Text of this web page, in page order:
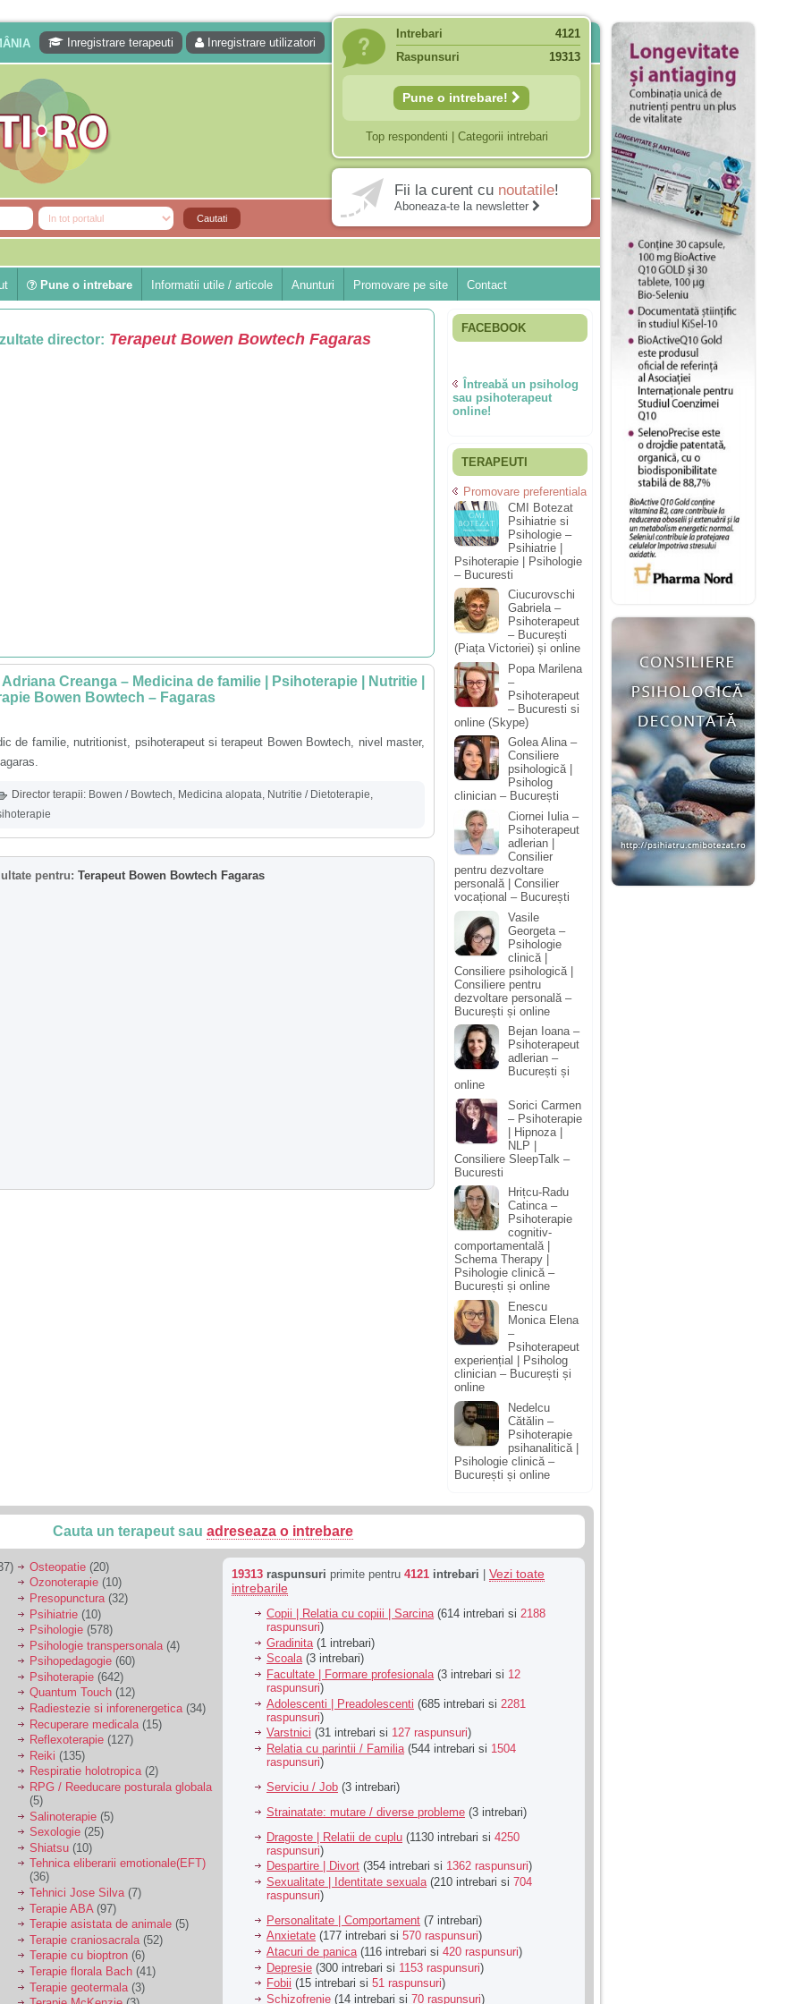
Inregistrare terapeuti Inregistrare utilizatori
Intrebari
4121
Raspunsuri
19313
Pune o intrebare!
Top respondenti Categorii intrebari
Fii la curent cu noutatile!
Aboneaza-te la newsletter
Pune o intrebare Informatii utile / articole Anunturi Promovare pe site Contact
director: Terapeut Bowen Bowtech Fagaras
Adriana Creanga – Medicina de familie | Psihoterapie | Nutritie |
Bowen Bowtech – Fagaras
de familie, nutritionist, psihoterapeut si terapeut Bowen Bowtech, nivel master,
Director terapii: Bowen / Bowtech, Medicina alopata, Nutritie / Dietoterapie,
pentru: Terapeut Bowen Bowtech Fagaras
FACEBOOK
Întreabă un psiholog
sau psihoterapeut
online!
TERAPEUTI
Promovare preferentiala
CMI Botezat
Psihiatrie si
Psihologie –
Psihiatrie |
Psihoterapie | Psihologie
– Bucuresti
Ciucurovschi
Gabriela –
Psihoterapeut
– București
(Piața Victoriei) și online
Popa Marilena
–
Psihoterapeut
– Bucuresti si
online (Skype)
Golea Alina –
Consiliere
psihologică |
Psiholog
clinician – București
Ciornei Iulia –
Psihoterapeut
adlerian |
Consilier
pentru dezvoltare
personală | Consilier
vocațional – București
Vasile
Georgeta –
Psihologie
clinică |
Consiliere psihologică |
Consiliere pentru
dezvoltare personală –
București și online
Bejan Ioana –
Psihoterapeut
adlerian –
București și
online
Sorici Carmen
– Psihoterapie
| Hipnoza |
NLP |
Consiliere SleepTalk –
Bucuresti
Hrițcu-Radu
Catinca –
Psihoterapie
cognitiv-
comportamentală |
Schema Therapy |
Psihologie clinică –
București și online
Enescu
Monica Elena
–
Psihoterapeut
experiențial | Psiholog
clinician – București și
online
Nedelcu
Cătălin –
Psihoterapie
psihanalitică |
Psihologie clinică –
București și online
Cauta un terapeut sau adreseaza o intrebare
Osteopatie (20)
Ozonoterapie (10)
Presopunctura (32)
Psihiatrie (10)
Psihologie (578)
Psihologie transpersonala (4)
Psihopedagogie (60)
Psihoterapie (642)
Quantum Touch (12)
Radiestezie si inforenergetica(34)
Recuperare medicala (15)
Reflexoterapie (127)
Reiki (135)
Respiratie holotropica(2)
RPG / Reeducare posturala globala
(5)
Salinoterapie (5)
Sexologie (25)
Shiatsu (10)
Tehnica eliberarii emotionale(EFT)
(36)
Tehnici Jose Silva(7)
Terapie ABA (97)
Terapie asistata de animale (5)
Terapie craniosacrala (52)
Terapie cu bioptron (6)
Terapie florala Bach (41)
Terapie geotermala (3)
19313 raspunsuri primite pentru 4121 intrebari
Vezi toate
intrebarile
Copii | Relatia cu copiii | Sarcina(614 intrebari si 2188
raspunsuri)
Gradinita (1 intrebari)
Scoala(3 intrebari)
Facultate | Formare profesionala (3 intrebari si 12
raspunsuri)
Adolescenti | Preadolescenti (685 intrebari si 2281
raspunsuri)
Varstnici (31 intrebari si 127 raspunsuri)
Relatia cu parintii / Familia (544 intrebari si 1504
raspunsuri)
Serviciu / Job (3 intrebari)
Strainatate: mutare / diverse probleme (3 intrebari)
Dragoste | Relatii de cuplu (1130 intrebari si 4250
raspunsuri)
Despartire | Divort (354 intrebari si 1362 raspunsuri)
Sexualitate | Identitate sexuala (210 intrebari si 704
raspunsuri)
Personalitate | Comportament (7 intrebari)
Anxietate (177 intrebari si 570 raspunsuri)
Atacuri de panica(116 intrebari si 420 raspunsuri)
Depresie (300 intrebari si 1153 raspunsuri)
Fobii (15 intrebari si 51 raspunsuri)
Schizofrenie (14 intrebari si 70 raspunsuri)